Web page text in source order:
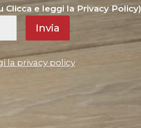
Clicca e leggi la Privacy Policy)
Invia
la privacy policy